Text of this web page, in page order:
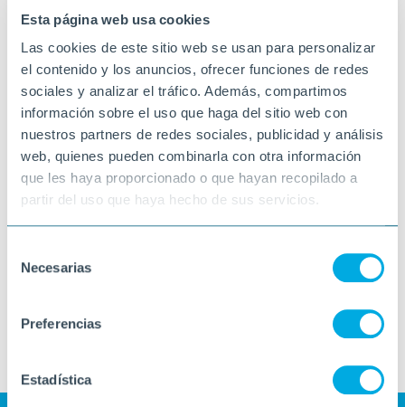
Esta página web usa cookies
Las cookies de este sitio web se usan para personalizar
el contenido y los anuncios, ofrecer funciones de redes
sociales y analizar el tráfico. Además, compartimos
información sobre el uso que haga del sitio web con
nuestros partners de redes sociales, publicidad y análisis
web, quienes pueden combinarla con otra información
que les haya proporcionado o que hayan recopilado a
partir del uso que haya hecho de sus servicios.
Necesarias
Preferencias
Estadística